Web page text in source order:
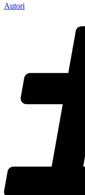
Autori